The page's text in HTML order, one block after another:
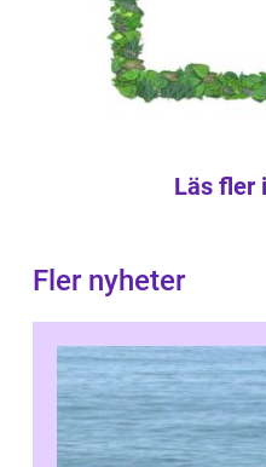
Läs fler
Fler nyheter